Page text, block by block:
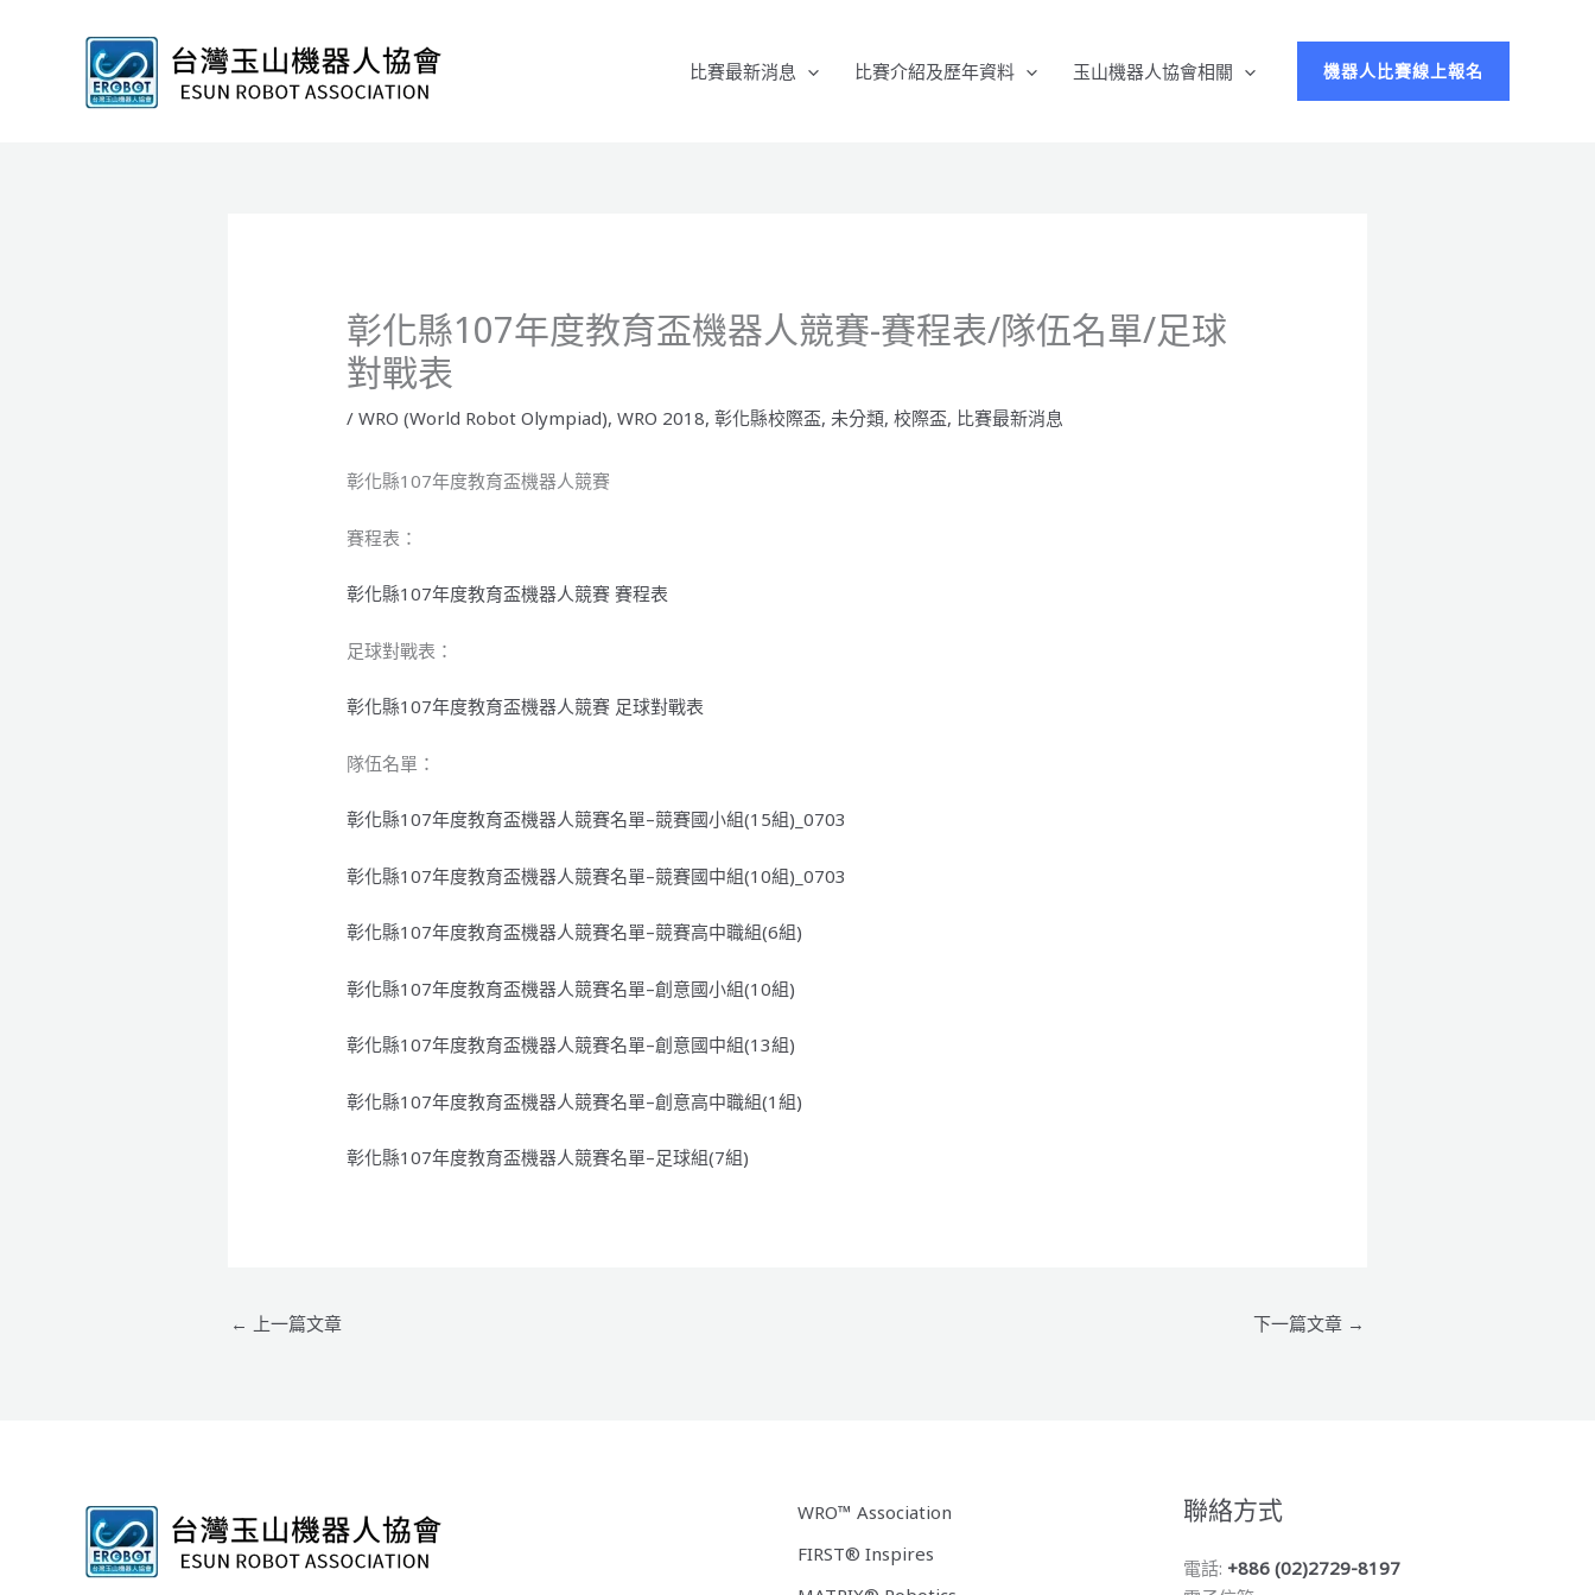
比賽最新消息 比賽介紹及歷年資料 玉山機器人協會相關 機器人比賽線上報名
彰化縣107年度教育盃機器人競賽-賽程表/隊伍名單/足球
對戰表
/WRO (World Robot Olympiad),WRO 2018,彰化縣校際盃, 未分類,校際盃, 比賽最新消息
彰化縣107年度教育盃機器人競賽
賽程表：
彰化縣107年度教育盃機器人競賽 賽程表
足球對戰表：
彰化縣107年度教育盃機器人競賽 足球對戰表
隊伍名單：
彰化縣107年度教育盃機器人競賽名單–競賽國小組(15組)_0703
彰化縣107年度教育盃機器人競賽名單–競賽國中組(10組)_0703
彰化縣107年度教育盃機器人競賽名單–競賽高中職組(6組)
彰化縣107年度教育盃機器人競賽名單–創意國小組(10組)
彰化縣107年度教育盃機器人競賽名單–創意國中組(13組)
彰化縣107年度教育盃機器人競賽名單–創意高中職組(1組)
彰化縣107年度教育盃機器人競賽名單–足球組(7組)
← 上一篇文章 下一篇文章 →
WRO™ Association
FIRST® Inspires
聯絡方式
電話: +886 (02)2729-8197